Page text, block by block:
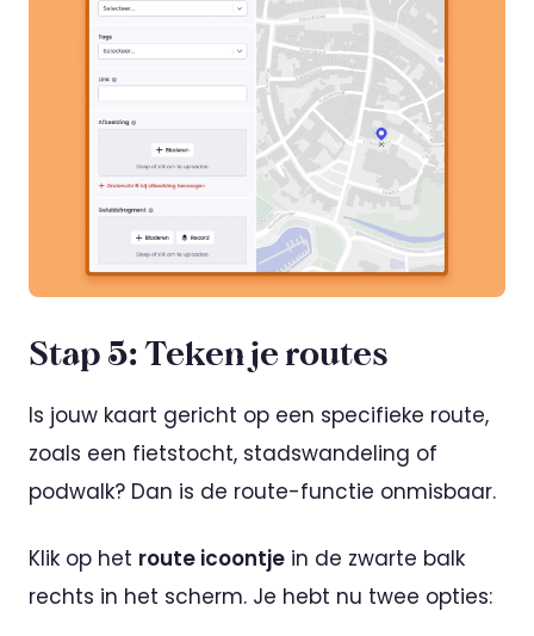
Stap 5: Teken je routes
Is jouw kaart gericht op een specifieke route,
zoals een fietstocht, stadswandeling of
podwalk? Dan is de route-functie onmisbaar.
Klik op het route icoontje in de zwarte balk
rechts in het scherm. Je hebt nu twee opties: